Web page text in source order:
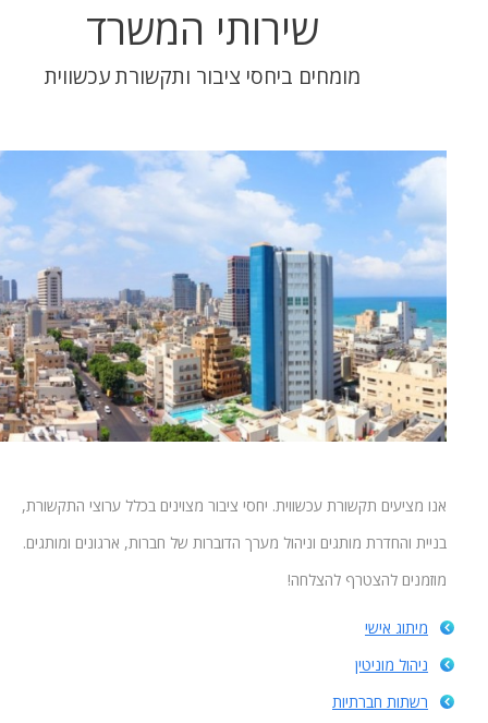
שירותי המשרד
מומחים ביחסי ציבור ותקשורת עכשווית
אנו מציעים תקשורת עכשווית. יחסי ציבור מצוינים בכלל ערוצי התקשורת,
בניית והחדרת מותגים וניהול מערך הדוברות של חברות, ארגונים ומותגים.
מוזמנים להצטרף להצלחה!
מיתוג אישי
ניהול מוניטין
רשתות חברתיות